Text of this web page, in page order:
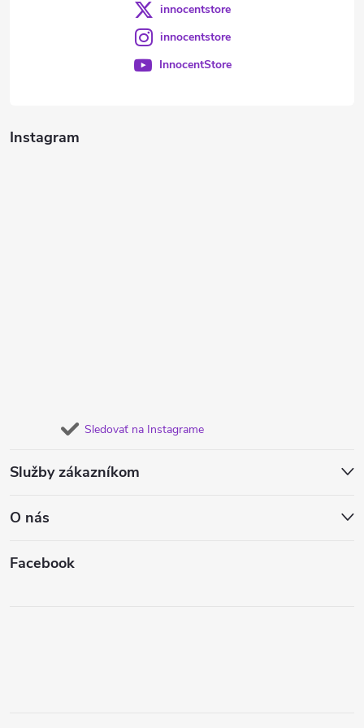
Instagram
Sledovať na Instagrame
Služby zákazníkom
O nás
Facebook
innocentstore
innocentstore
InnocentStore